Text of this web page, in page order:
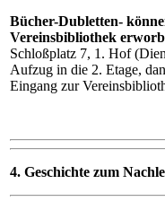
Bücher-Dubletten-
Vereinsbibliothek
Schloßplatz 7, 1. Hof
Aufzug in die 2. Etage,
Eingang zur
4. Geschichte zum